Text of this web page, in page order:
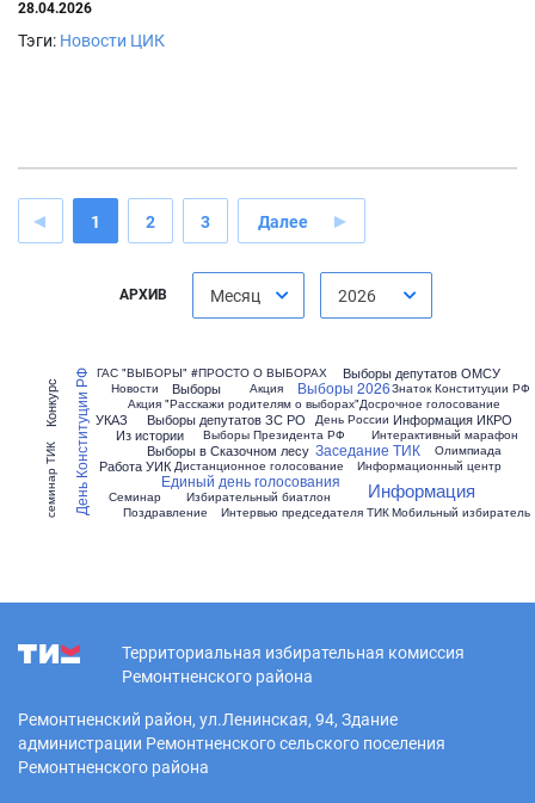
28.04.2026
Тэги: Новости ЦИК
1 2 3 Далее
АРХИВ Месяц 2026
#ПРОСТО О ВЫБОРАХ
Акция
Акция "Расскажи родителям о выборах"
Выборы
Выборы депутатов ЗС РО
Выборы 2026
Выборы Президента РФ
Выборы в Сказочном лесу
Выборы депутатов ОМСУ
ГАС "ВЫБОРЫ"
День Конституции РФ День России
Дистанционное голосование
Досрочное голосование
Единый день голосования
Заседание ТИК
Знаток Конституции РФ
Из истории
Избирательный биатлон
Интерактивный марафон
Интервью председателя ТИК
Информационный центр
Информация
Информация ИКРО
Конкурс
Мобильный избиратель
Новости
Олимпиада
Поздравление
Работа УИК
Семинар
УКАЗ
семинар ТИК
Территориальная избирательная комиссия
Ремонтненского района
Ремонтненский район, ул.Ленинская, 94, Здание
администрации Ремонтненского сельского поселения
Ремонтненского района